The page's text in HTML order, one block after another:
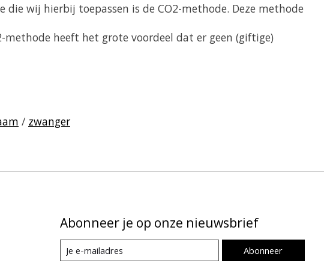
wij hierbij toepassen is de CO2-methode. Deze methode
heeft het grote voordeel dat er geen (giftige)
/ zwanger
Abonneer je op onze nieuwsbrief
Abonneer